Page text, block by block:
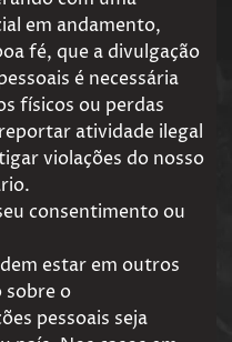
em andamento,
fé, que a divulgação
é necessária
físicos ou perdas
atividade ilegal
violações do nosso
consentimento ou
estar em outros
sobre o
pessoais seja